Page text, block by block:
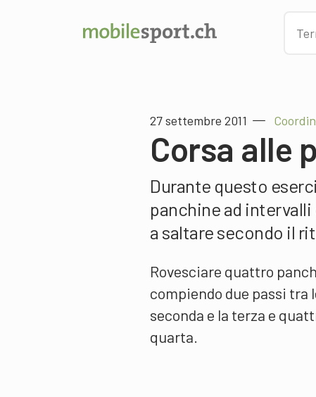
27 settembre 2011
Corsa alle
Durante questo
panchine ad
a saltare secondo il
Rovesciare quattro
compiendo due passi tra
seconda e la terza e
quarta.